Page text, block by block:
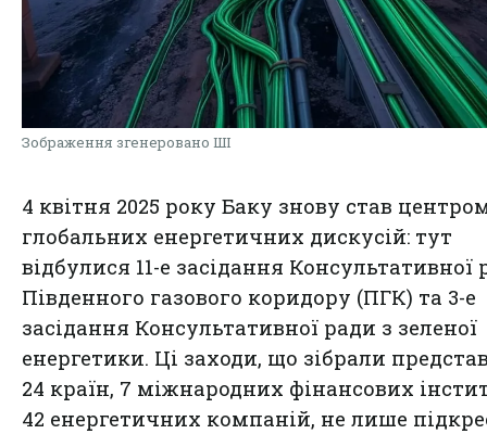
Зображення згенеровано ШІ
4 квітня 2025 року Баку знову став
глобальних енергетичних дискусій: тут
відбулися 11-е засідання Консультативної
Південного газового коридору (ПГК) та 3-е
засідання Консультативної ради з зеленої
енергетики. Ці заходи, що зібрали
24 країн, 7 міжнародних фінансових
42 енергетичних компаній, не лише